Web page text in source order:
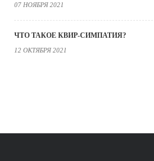
07 НОЯБРЯ 2021
ЧТО ТАКОЕ КВИР-СИМПАТИЯ?
12 ОКТЯБРЯ 2021